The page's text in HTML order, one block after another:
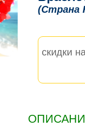
(Страна
скидки